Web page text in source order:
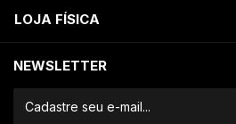
LOJA FÍSICA
NEWSLETTER